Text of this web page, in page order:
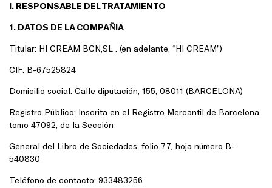
I. RESPONSABLE DEL TRATAMIENTO
1. DATOS DE LA COMPAÑIA
Titular: HI CREAM BCN,SL . (en adelante, “HI CREAM”)
CIF: B-67525824
Domicilio social: Calle diputación, 155, 08011 (BARCELONA)
Registro Público: Inscrita en el Registro Mercantil de Barcelona,
tomo 47092, de la Sección
General del Libro de Sociedades, folio 77, hoja número B-
540830
Teléfono de contacto: 933483256